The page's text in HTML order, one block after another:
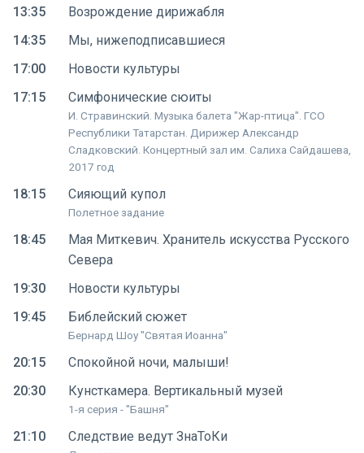
13:35
Возрождение дирижабля
14:35
Мы, нижеподписавшиеся
17:00
Новости культуры
17:15
Симфонические сюиты
И. Стравинский. Музыка балета "Жар-птица". ГСО
Республики Татарстан. Дирижер Александр
Сладковский. Концертный зал им. Салиха Сайдашева,
2017 год
18:15 Сияющий купол
Полетное задание
18:45
Мая Миткевич. Хранитель искусства Русского
Севера
19:30
Новости культуры
19:45
Библейский сюжет
Бернард Шоу "Святая Иоанна"
20:15
Спокойной ночи, малыши!
20:30
Кунсткамера. Вертикальный музей
1-я серия - "Башня"
21:10 Следствие ведут ЗнаТоКи